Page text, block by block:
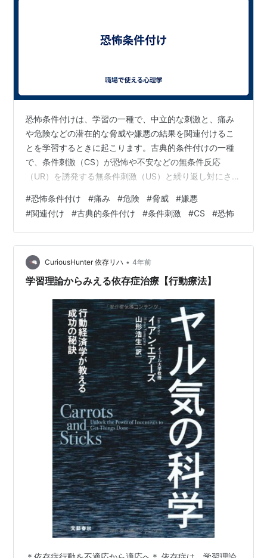
恐怖条件付けは、学習の一種で、中立的な刺激と、痛み
や危険などの潜在的な脅威や嫌悪の結果を関連付けるこ
とを学習するときに起こります。古典的条件付けの一種
で、条件刺激（CS）が恐怖や不安などの無条件反応
（UR）を誘発する無条件刺激（US）と繰り返し対にされ
に恐怖反応（UR）を誘発する軽い電気ショック（US）を
繰り返し対にすることができる。このペアリングを繰り
返すと、ショックがなくても音だけで恐怖反応（条件付
け反応、CRと呼ばれる）が誘発されるようになる。 恐怖
条件付けには、脳の扁桃体という小さなアーモンド型の
構造物が関与していると考えられており…
#恐怖条件付け #痛み #危険 #脅威 #嫌悪
#関連付け #古典的条件付け #条件刺激 #CS #恐怖
CuriousHunter 依存リハ • 4年前
学習理論からみえる依存症治療【行動療法】